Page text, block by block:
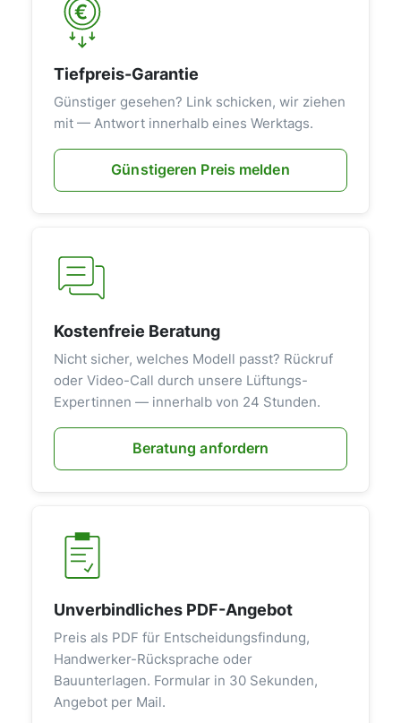
Tiefpreis-Garantie
Günstiger gesehen? Link schicken, wir ziehen
mit — Antwort innerhalb eines Werktags.
Günstigeren Preis melden
Kostenfreie Beratung
Nicht sicher, welches Modell passt? Rückruf
oder Video-Call durch unsere Lüftungs-
Expertinnen — innerhalb von 24 Stunden.
Beratung anfordern
Unverbindliches PDF-Angebot
Preis als PDF für Entscheidungsfindung,
Handwerker-Rücksprache oder
Bauunterlagen. Formular in 30 Sekunden,
Angebot per Mail.